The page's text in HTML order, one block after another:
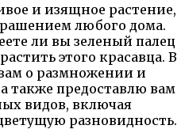
и изящное растение,
любого дома.
ли вы зеленый палец
этого красавца. В
о размножении и
также предоставлю вам
видов, включая
разновидность.